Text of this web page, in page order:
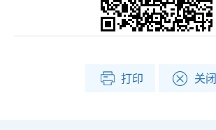
打印 关闭